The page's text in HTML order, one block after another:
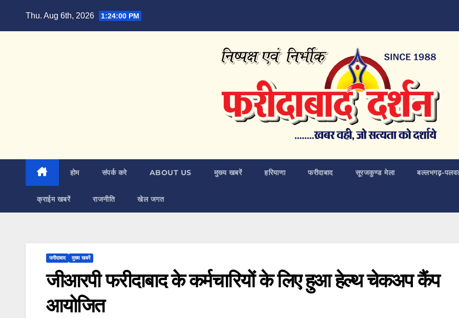
Thu. Aug 6th, 2026 1:24:01 PM
होम संपर्क करे ABOUT US मुख्य खबरें हरियाणा फरीदाबाद सूरजकुण्ड मेला बल्लभगढ़़-
क्राईम खबरें राजनीति खेल जगत
फरीदाबाद मुख्य खबरें
जीआरपी फरीदाबाद के कर्मचारियों के लिए हुआ हेल्थ चेकअप कैंप
आयोजित